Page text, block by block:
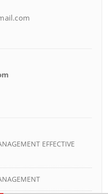
EFFECTIVE